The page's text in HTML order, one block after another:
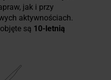
jak i przy
aktywnościach.
objęte są 10-letnią